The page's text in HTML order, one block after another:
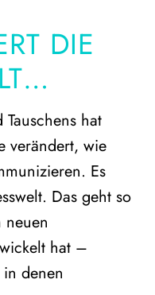
DIE
hat
verändert, wie
Es
Das geht so
neuen
hat –
denen